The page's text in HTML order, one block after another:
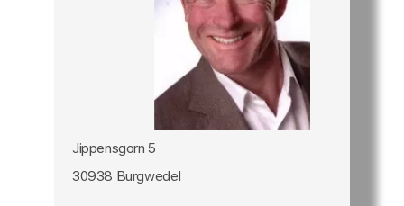
Jippensgorn 5
30938 Burgwedel